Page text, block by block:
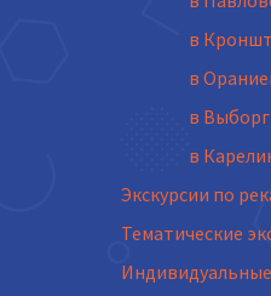
в
в
в Выборг
в
Экскурсии по
Тематические
Индивидуальные